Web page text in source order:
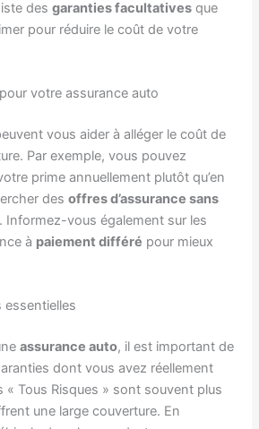
desgaranties facultatives que
pour réduire le coût de votre
votre assurance auto
vous aider à alléger le coût de
Par exemple, vous pouvez
prime annuellement plutôt qu’en
desoffres d’assurance sans
. Informez-vous également sur les
à paiement différé pour mieux
essentielles
assurance auto, il est important de
dont vous avez réellement
« Tous Risques » sont souvent plus
une large couverture. En